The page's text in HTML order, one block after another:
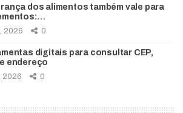
dos alimentos também vale para
2026 0
digitais para consultar CEP,
e endereço
2026 0